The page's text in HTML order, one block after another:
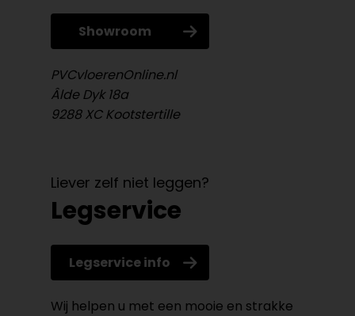
Showroom
PVCvloerenOnline.nl
Âlde Dyk 18a
9288 XC Kootstertille
Liever zelf niet leggen?
Legservice
Legservice info
Wij helpen u met een mooie en strakke